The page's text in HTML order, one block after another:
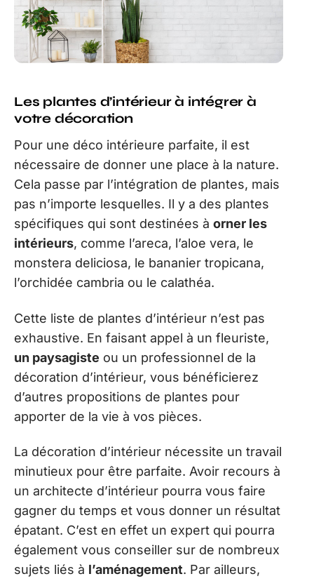
Les plantes d’intérieur à intégrer à
votre décoration
Pour une déco intérieure parfaite, il est
nécessaire de donner une place à la nature.
Cela passe par l’intégration de plantes, mais
pas n’importe lesquelles. Il y a des plantes
spécifiques qui sont destinées à orner les
intérieurs, comme l’areca, l’aloe vera, le
monstera deliciosa, le bananier tropicana,
l’orchidée cambria ou le calathéa.
Cette liste de plantes d’intérieur n’est pas
exhaustive. En faisant appel à un fleuriste,
un paysagiste ou un professionnel de la
décoration d’intérieur, vous bénéficierez
d’autres propositions de plantes pour
apporter de la vie à vos pièces.
La décoration d’intérieur nécessite un travail
minutieux pour être parfaite. Avoir recours à
un architecte d’intérieur pourra vous faire
gagner du temps et vous donner un résultat
épatant. C’est en effet un expert qui pourra
également vous conseiller sur de nombreux
sujets liés à l’aménagement. Par ailleurs,